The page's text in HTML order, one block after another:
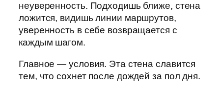
неуверенность. Подходишь ближе, стена
ложится, видишь линии маршрутов,
уверенность в себе возвращается с
каждым шагом.
Главное — условия. Эта стена славится
тем, что сохнет после дождей за пол дня.